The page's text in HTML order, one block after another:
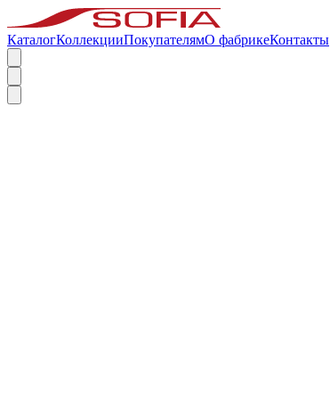
КаталогКоллекцииПокупателямО фабрикеКонтакты